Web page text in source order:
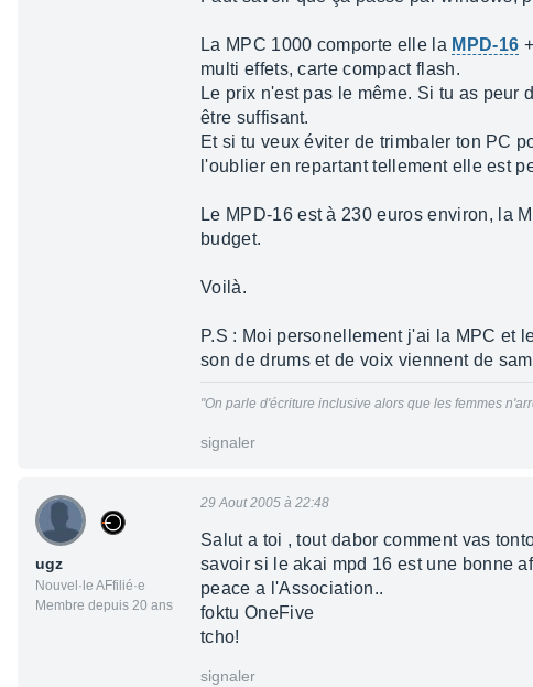
La MPC 1000 comporte elle la MPD-16
multi effets, carte compact flash.
Le prix n'est pas le même. Si tu as peur
être suffisant.
Et si tu veux éviter de trimbaler ton PC
l'oublier en repartant tellement elle est
Le MPD-16 est à 230 euros environ, la
budget.
Voilà.
P.S : Moi personellement j'ai la MPC et
son de drums et de voix viennent de
"On parle d'écriture inclusive alors que les femmes
signaler
ugz
Nouvel·le AFfilié·e
Membre depuis 20 ans
29 Aout 2005 à 22:48
Salut a toi , tout dabor comment vas
savoir si le akai mpd 16 est une bonne
peace a l'Association..
foktu OneFive
tcho!
signaler